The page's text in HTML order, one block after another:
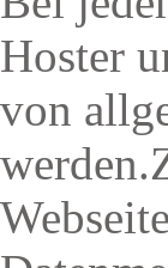
Hoster
von